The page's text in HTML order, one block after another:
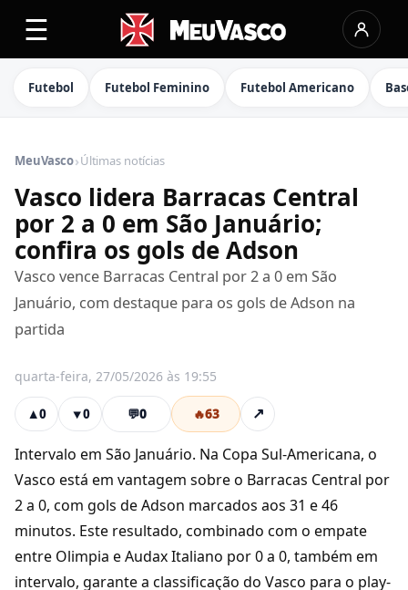
☰
Futebol Futebol Feminino Futebol Americano
MeuVasco›Últimas notícias
Vasco lidera Barracas Central
por 2 a 0 em São Januário;
confira os gols de Adson
Vasco vence Barracas Central por 2 a 0 em São
Januário, com destaque para os gols de Adson na
partida
quarta-feira, 27/05/2026 às 19:55
▲0 ▼0 💬0 🔥63 ↗
Intervalo em São Januário. Na Copa Sul-Americana, o
Vasco está em vantagem sobre o Barracas Central por
2 a 0, com gols de Adson marcados aos 31 e 46
minutos. Este resultado, combinado com o empate
entre Olimpia e Audax Italiano por 0 a 0, também em
intervalo, garante a classificação do Vasco para o play-